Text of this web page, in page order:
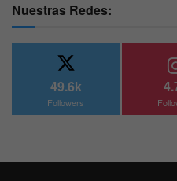
Nuestras Redes:
49.6k
Followers